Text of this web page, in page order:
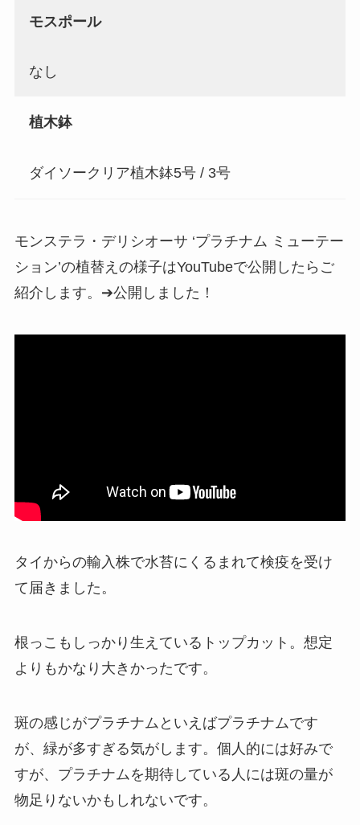
モスポール
なし
植木鉢
ダイソークリア植木鉢5号 / 3号
モンステラ・デリシオーサ ‘プラチナム ミューテー
ション’の植替えの様子はYouTubeで公開したらご
紹介します。➔公開しました！
タイからの輸入株で水苔にくるまれて検疫を受け
て届きました。
根っこもしっかり生えているトップカット。想定
よりもかなり大きかったです。
斑の感じがプラチナムといえばプラチナムです
が、緑が多すぎる気がします。個人的には好みで
すが、プラチナムを期待している人には斑の量が
物足りないかもしれないです。